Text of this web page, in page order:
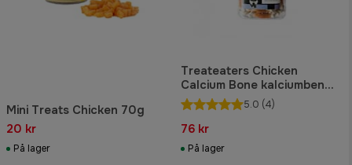
Mini Treats Chicken 70g
20 kr
På lager
Treateaters Chicken
Calcium Bone kalciumben
med kylling 500 gram
5.0 (4)
76 kr
På lager